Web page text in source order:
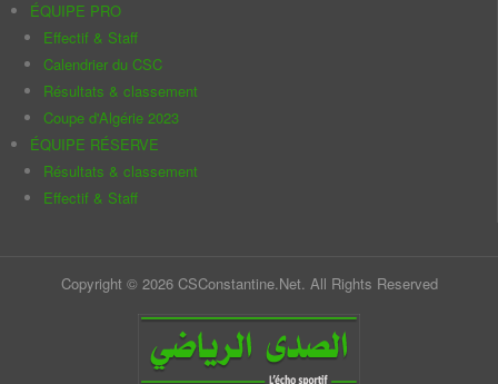
ÉQUIPE PRO
Effectif & Staff
Calendrier du CSC
Résultats & classement
Coupe d'Algérie 2023
ÉQUIPE RÉSERVE
Résultats & classement
Effectif & Staff
Copyright © 2026 CSConstantine.Net. All Rights Reserved